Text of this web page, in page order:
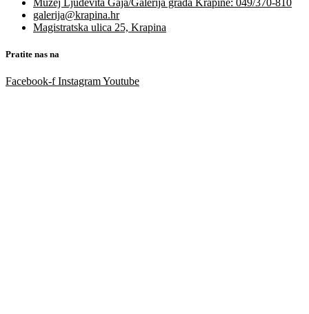
galerija@krapina.hr
Magistratska ulica 25, Krapina
Pratite nas na
Facebook-f InstagramYoutube